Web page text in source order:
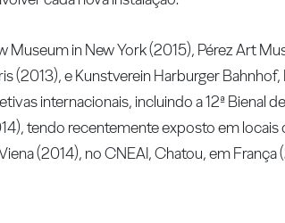
in New York (2015), Pérez Art
(2013), e Kunstverein Harburger
internacionais, incluindo a 12ª Bienal
tendo recentemente exposto em
(2014), no CNEAI, Chatou, em França